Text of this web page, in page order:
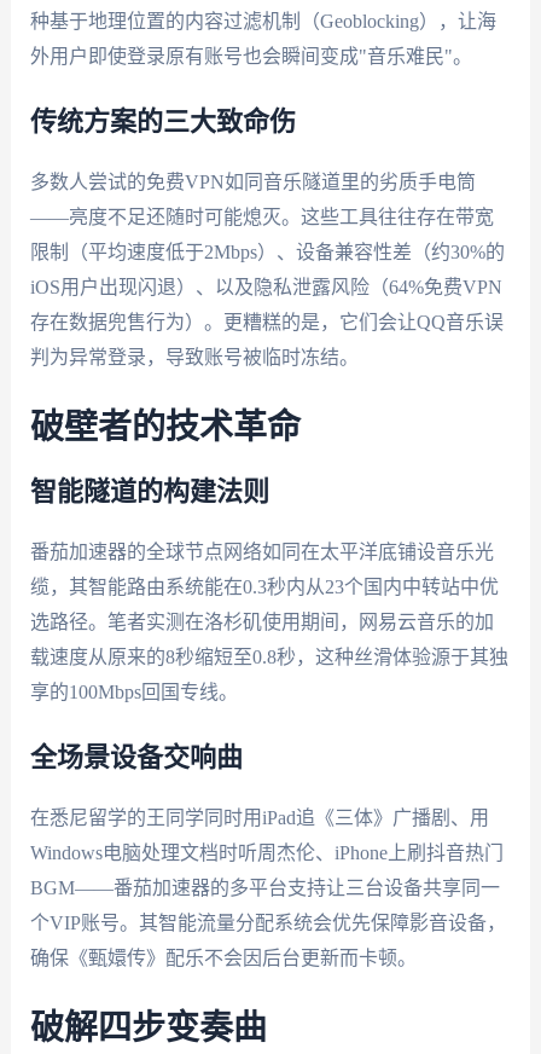
种基于地理位置的内容过滤机制（Geoblocking），让海
外用户即使登录原有账号也会瞬间变成"音乐难民"。
传统方案的三大致命伤
多数人尝试的免费VPN如同音乐隧道里的劣质手电筒
——亮度不足还随时可能熄灭。这些工具往往存在带宽
限制（平均速度低于2Mbps）、设备兼容性差（约30%的
iOS用户出现闪退）、以及隐私泄露风险（64%免费VPN
存在数据兜售行为）。更糟糕的是，它们会让QQ音乐误
判为异常登录，导致账号被临时冻结。
破壁者的技术革命
智能隧道的构建法则
番茄加速器的全球节点网络如同在太平洋底铺设音乐光
缆，其智能路由系统能在0.3秒内从23个国内中转站中优
选路径。笔者实测在洛杉矶使用期间，网易云音乐的加
载速度从原来的8秒缩短至0.8秒，这种丝滑体验源于其独
享的100Mbps回国专线。
全场景设备交响曲
在悉尼留学的王同学同时用iPad追《三体》广播剧、用
Windows电脑处理文档时听周杰伦、iPhone上刷抖音热门
BGM——番茄加速器的多平台支持让三台设备共享同一
个VIP账号。其智能流量分配系统会优先保障影音设备，
确保《甄嬛传》配乐不会因后台更新而卡顿。
破解四步变奏曲